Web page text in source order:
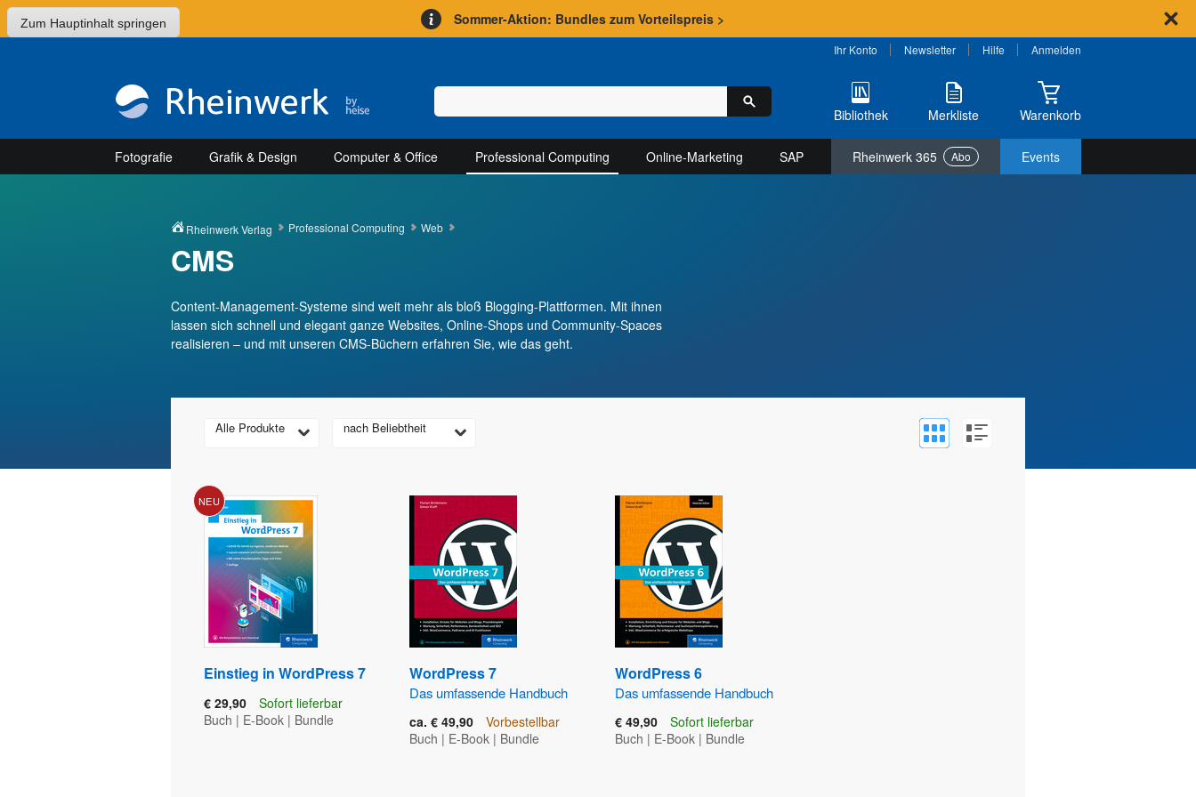
Zum Hauptinhalt springen Sommer-Aktion: Bundles zum Vorteilspreis >
Ihr Konto Newsletter Hilfe Anmelden
Bibliothek Merkliste Warenkorb
Fotografie Grafik & Design Computer & Office Professional Computing Online-Marketing SAP Rheinwerk 365 Abo Events
Rheinwerk Verlag Professional Computing Web
CMS
Content-Management-Systeme sind weit mehr als bloß Blogging-Plattformen. Mit ihnen
lassen sich schnell und elegant ganze Websites, Online-Shops und Community-Spaces
realisieren – und mit unseren CMS-Büchern erfahren Sie, wie das geht.
Alle Produkte nach Beliebtheit
NEU
Einstieg in WordPress 7
€ 29,90
Sofort lieferbar
Buch | E-Book | Bundle
WordPress 7
Das umfassende Handbuch
ca. € 49,90
Vorbestellbar
Buch | E-Book| Bundle
WordPress 6
Das umfassende Handbuch
€ 49,90
Sofort lieferbar
Buch | E-Book| Bundle